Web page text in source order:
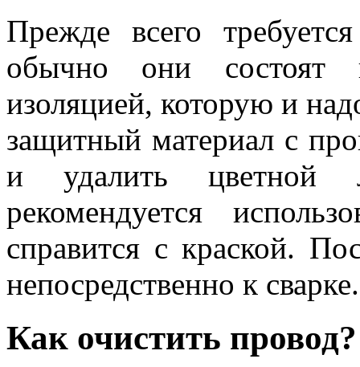
Прежде всего
обычно они состоят
изоляцией, которую и
защитный материал с
и удалить цветной
рекомендуется
справится с краской.
непосредственно к сварке.
Как очистить провод?